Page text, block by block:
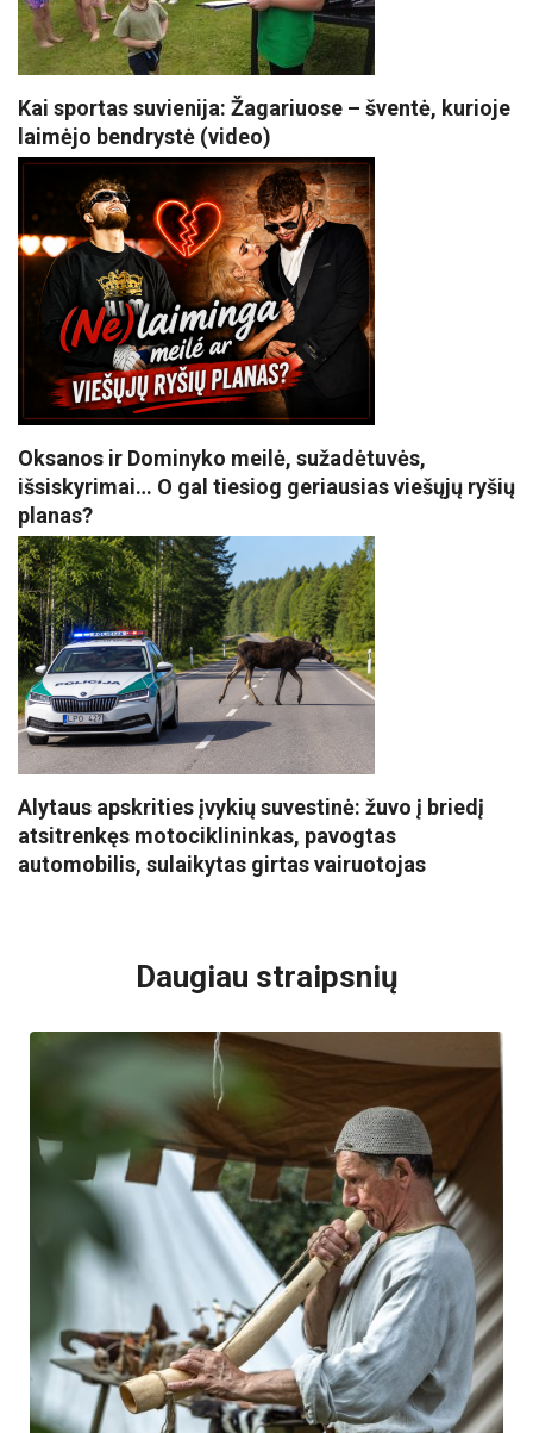
Kai sportas suvienija: Žagariuose – šventė, kurioje
laimėjo bendrystė (video)
Oksanos ir Dominyko meilė, sužadėtuvės,
išsiskyrimai… O gal tiesiog geriausias viešųjų ryšių
planas?
Alytaus apskrities įvykių suvestinė: žuvo į briedį
atsitrenkęs motociklininkas, pavogtas
automobilis, sulaikytas girtas vairuotojas
Daugiau straipsnių